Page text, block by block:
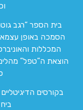
בית הספר “רגב
הסמכה באופן
המכללות
הוצאת ה”טפל”
בקורסים